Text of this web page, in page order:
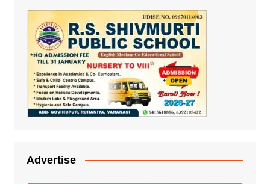
Advertise